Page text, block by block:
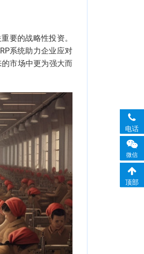
要的战略性投资。
系统助力企业应对
市场中更为强大而
电话
微信
顶部